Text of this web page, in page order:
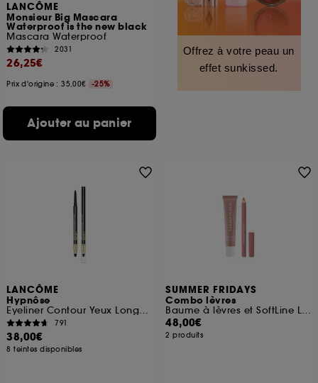
LANCÔME
Monsieur Big Mascara
Waterproof is the new black
Mascara Waterproof
2031
26,25€
Prix d'origine : 35,00€ -25%
Ajouter au panier
Offrez à votre peau un
effet sunkissed.
LANCÔME
Hypnôse
Eyeliner Contour Yeux Longue Tenue
791
38,00€
8 teintes disponibles
SUMMER FRIDAYS
Combo lèvres
Baume à lèvres et SoftLine Lip Liner
48,00€
2 produits